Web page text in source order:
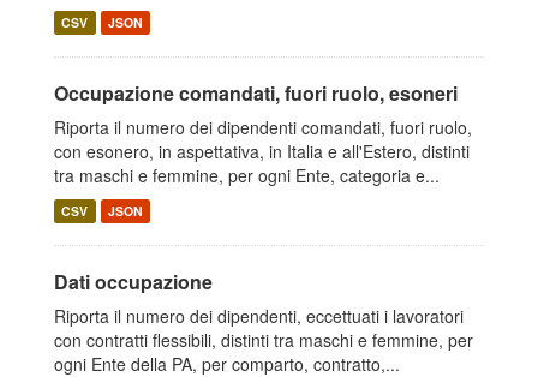
CSV JSON
Occupazione comandati, fuori ruolo, esoneri
Riporta il numero dei dipendenti comandati, fuori ruolo,
con esonero, in aspettativa, in Italia e all'Estero, distinti
tra maschi e femmine, per ogni Ente, categoria e...
CSV JSON
Dati occupazione
Riporta il numero dei dipendenti, eccettuati i lavoratori
con contratti flessibili, distinti tra maschi e femmine, per
ogni Ente della PA, per comparto, contratto,...